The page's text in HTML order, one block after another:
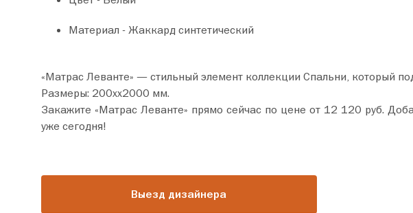
Материал - Жаккард синтетический
«Матрас Леванте» — стильный элемент коллекции Спальни, который
Размеры: 200хх2000 мм.
Закажите «Матрас Леванте» прямо сейчас по цене от 12 120 руб. Добавьте товар в корзину и оформите покупку всего за пару минут. Сделайте ваш дом уютнее
уже сегодня!
Выезд дизайнера